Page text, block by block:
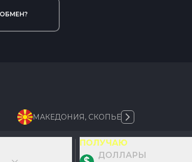
МАКЕДОНИЯ, СКОПЬЕ
ПОЛУЧАЮ
ДОЛЛАРЫ